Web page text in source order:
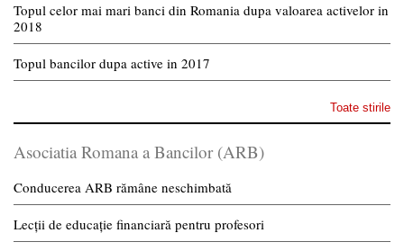
Topul celor mai mari banci din Romania dupa valoarea activelor in
2018
Topul bancilor dupa active in 2017
Toate stirile
Asociatia Romana a Bancilor (ARB)
Conducerea ARB rămâne neschimbată
Lecții de educație financiară pentru profesori